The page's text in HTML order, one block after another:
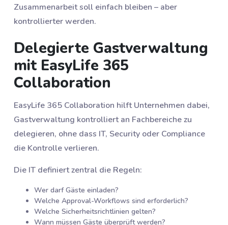
Zusammenarbeit soll einfach bleiben – aber
kontrollierter werden.
Delegierte Gastverwaltung
mit EasyLife 365
Collaboration
EasyLife 365 Collaboration hilft Unternehmen dabei,
Gastverwaltung kontrolliert an Fachbereiche zu
delegieren, ohne dass IT, Security oder Compliance
die Kontrolle verlieren.
Die IT definiert zentral die Regeln:
Wer darf Gäste einladen?
Welche Approval-Workflows sind erforderlich?
Welche Sicherheitsrichtlinien gelten?
Wann müssen Gäste überprüft werden?